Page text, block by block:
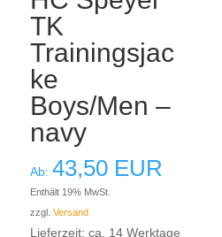
TK
Trainingsjac
ke
Boys/Men –
navy
Ab:43,50 EUR
Enthält 19% MwSt.
zzgl.Versand
Lieferzeit: ca. 14 Werktage